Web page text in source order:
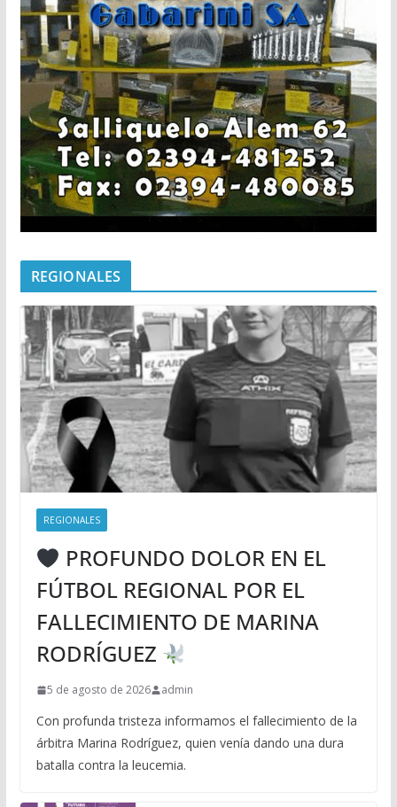
REGIONALES
REGIONALES
PROFUNDO DOLOR EN EL
FÚTBOL REGIONAL POR EL
FALLECIMIENTO DE MARINA
RODRÍGUEZ
5 de agosto de 2026 admin
Con profunda tristeza informamos el fallecimiento de la
árbitra Marina Rodríguez, quien venía dando una dura
batalla contra la leucemia.